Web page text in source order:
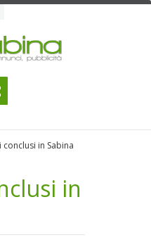
conclusi in Sabina
in